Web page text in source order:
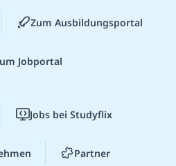
Zum Ausbildungsportal
Jobportal
Jobs bei Studyflix
Partner